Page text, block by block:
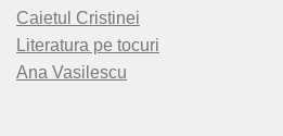
Caietul Cristinei
Literatura pe tocuri
Ana Vasilescu